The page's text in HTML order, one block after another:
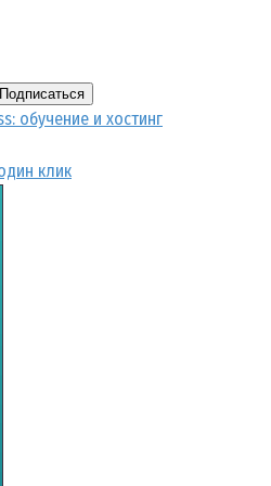
Подписаться